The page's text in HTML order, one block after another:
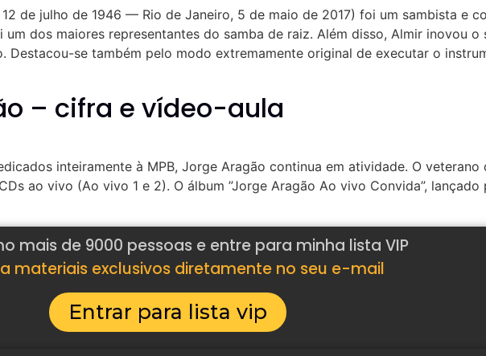
de julho de 1946 — Rio de Janeiro, 5 de maio de 2017) foi um sambista e
dos maiores representantes do samba de raiz. Além disso, Almir inovou
Destacou-se também pelo modo extremamente original de executar o
– cifra e vídeo-aula
inteiramente à MPB, Jorge Aragão continua em atividade. O veterano
ao vivo (Ao vivo 1 e 2). O álbum ”Jorge Aragão Ao vivo Convida”, lançado
mais de 9000 pessoas e entre para minha lista VIP
materiais exclusivos diretamente no seu e-mail
Entrar para lista vip